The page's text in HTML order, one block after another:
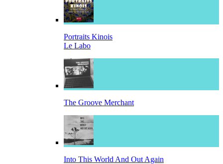
Portraits Kinois
Le Labo
The Groove Merchant
Into This World And Out Again